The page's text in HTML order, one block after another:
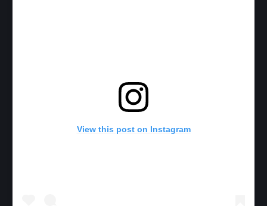
View this post on Instagram